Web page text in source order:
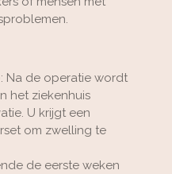
: Na de operatie wordt
het ziekenhuis
U krijgt een
om zwelling te
de eerste weken